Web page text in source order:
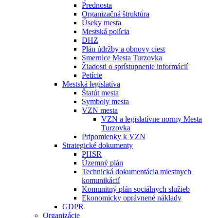
Prednosta
Organizačná štruktúra
Úseky mesta
Mestská polícia
DHZ
Plán údržby a obnovy ciest
Smernice Mesta Turzovka
Žiadosti o sprístupnenie informácií
Petície
Mestská legislatíva
Štatút mesta
Symboly mesta
VZN mesta
VZN a legislatívne normy Mesta
Turzovka
Pripomienky k VZN
Strategické dokumenty
PHSR
Územný plán
Technická dokumentácia miestnych
komunikácií
Komunitný plán sociálnych služieb
Ekonomicky oprávnené náklady
GDPR
Organizácie